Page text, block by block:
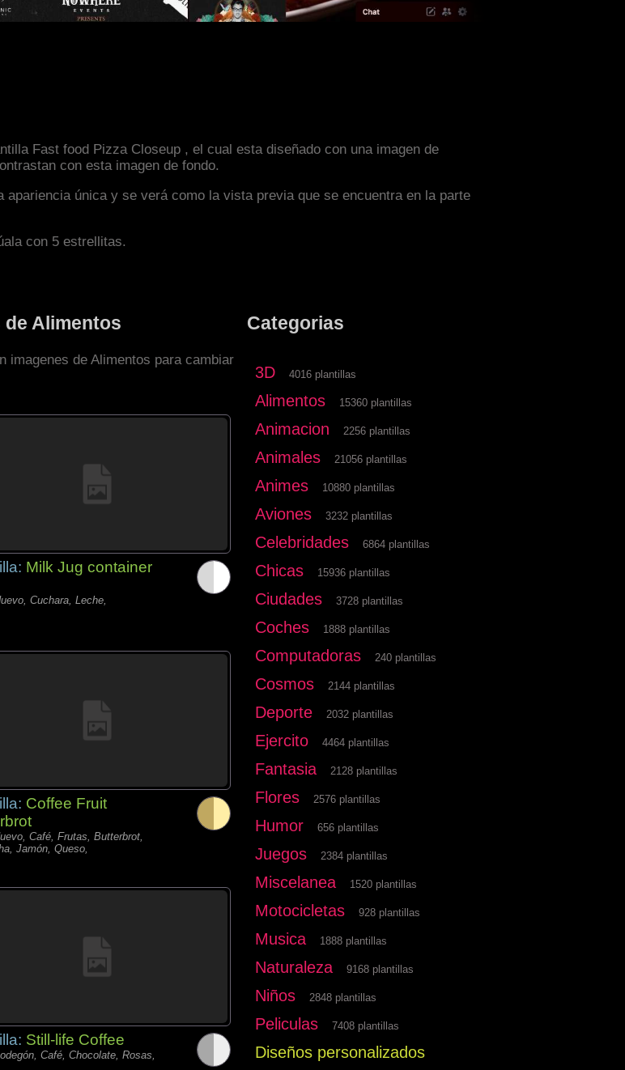
Fast food Pizza Closeup , el cual esta diseñado con una imagen de
con esta imagen de fondo.
única y se verá como la vista previa que se encuentra en la parte
con 5 estrellitas.
Alimentos
imagenes de Alimentos para cambiar
Milk Jug container
Cuchara, Leche,
Coffee Fruit
Café, Frutas, Butterbrot,
Jamón, Queso,
Still-life Coffee
Café, Chocolate, Rosas,
Categorias
3D 4016 plantillas
Alimentos 15360 plantillas
Animacion 2256 plantillas
Animales 21056 plantillas
Animes 10880 plantillas
Aviones 3232 plantillas
Celebridades 6864 plantillas
Chicas 15936 plantillas
Ciudades 3728 plantillas
Coches 1888 plantillas
Computadoras 240 plantillas
Cosmos 2144 plantillas
Deporte 2032 plantillas
Ejercito 4464 plantillas
Fantasia 2128 plantillas
Flores 2576 plantillas
Humor 656 plantillas
Juegos 2384 plantillas
Miscelanea 1520 plantillas
Motocicletas 928 plantillas
Musica 1888 plantillas
Naturaleza 9168 plantillas
Niños 2848 plantillas
Peliculas 7408 plantillas
Diseños personalizados